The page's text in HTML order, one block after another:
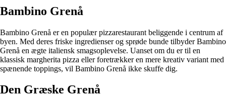
Bambino Grenå
Bambino Grenå er en populær pizzarestaurant beliggende i centrum af
byen. Med deres friske ingredienser og sprøde bunde tilbyder Bambino
Grenå en ægte italiensk smagsoplevelse. Uanset om du er til en
klassisk margherita pizza eller foretrækker en mere kreativ variant med
spænende toppings, vil Bambino Grenå ikke skuffe dig.
Den Græske Grenå